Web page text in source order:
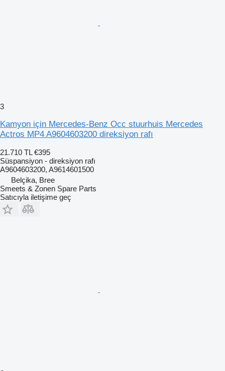
3
Kamyon için Mercedes-Benz Occ stuurhuis Mercedes
Actros MP4 A9604603200 direksiyon rafı
21.710 TL €395
Süspansiyon - direksiyon rafı
A9604603200, A9614601500
Belçika, Bree
Smeets & Zonen Spare Parts
Satıcıyla iletişime geç